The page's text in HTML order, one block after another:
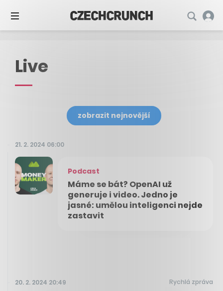
Live
zobrazit nejnovější
21. 2. 2024 06:00
Podcast
Máme se bát? OpenAI už
generuje i video. Jedno je
jasné: umělou inteligenci nejde
zastavit
20. 2. 2024 20:49 Rychlá zpráva